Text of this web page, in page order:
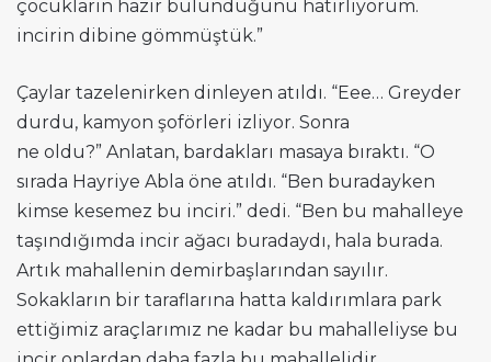
çocukların hazır bulunduğunu hatırlıyorum.
incirin dibine gömmüştük.”
Çaylar tazelenirken dinleyen atıldı. “Eee… Greyder
durdu, kamyon şoförleri izliyor. Sonra
ne oldu?” Anlatan, bardakları masaya bıraktı. “O
sırada Hayriye Abla öne atıldı. “Ben buradayken
kimse kesemez bu inciri.” dedi. “Ben bu mahalleye
taşındığımda incir ağacı buradaydı, hala burada.
Artık mahallenin demirbaşlarından sayılır.
Sokakların bir taraflarına hatta kaldırımlara park
ettiğimiz araçlarımız ne kadar bu mahalleliyse bu